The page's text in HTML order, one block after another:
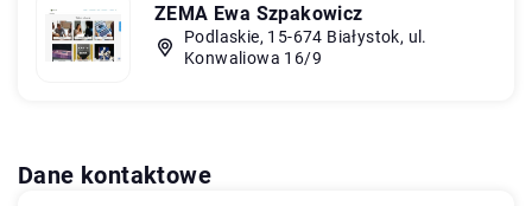
ZEMA Ewa Szpakowicz
Podlaskie, 15-674 Białystok, ul.
Konwaliowa 16/9
Dane kontaktowe